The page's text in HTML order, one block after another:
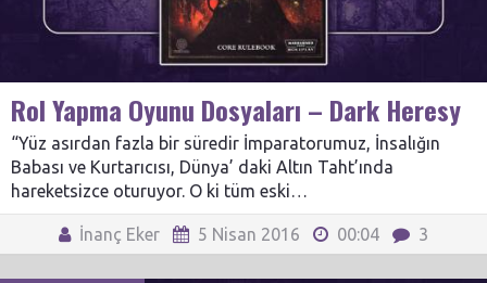
Rol Yapma Oyunu Dosyaları – Dark Heresy
“Yüz asırdan fazla bir süredir İmparatorumuz, İnsalığın
Babası ve Kurtarıcısı, Dünya’ daki Altın Taht’ında
hareketsizce oturuyor. O ki tüm eski…
İnanç Eker 5 Nisan 2016 00:04 3